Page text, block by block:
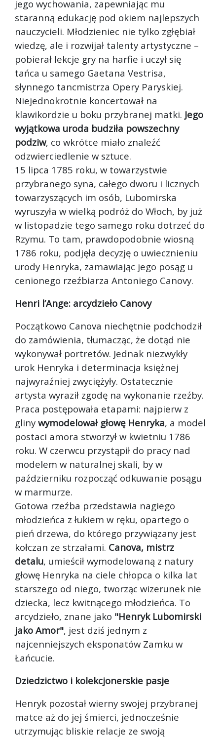
jego wychowania, zapewniając mu
staranną edukację pod okiem najlepszych
nauczycieli. Młodzieniec nie tylko zgłębiał
wiedzę, ale i rozwijał talenty artystyczne –
pobierał lekcje gry na harfie i uczył się
tańca u samego Gaetana Vestrisa,
słynnego tancmistrza Opery Paryskiej.
Niejednokrotnie koncertował na
klawikordzie u boku przybranej matki. Jego
wyjątkowa uroda budziła powszechny
podziw, co wkrótce miało znaleźć
odzwierciedlenie w sztuce.
15 lipca 1785 roku, w towarzystwie
przybranego syna, całego dworu i licznych
towarzyszących im osób, Lubomirska
wyruszyła w wielką podróż do Włoch, by już
w listopadzie tego samego roku dotrzeć do
Rzymu. To tam, prawdopodobnie wiosną
1786 roku, podjęła decyzję o uwiecznieniu
urody Henryka, zamawiając jego posąg u
cenionego rzeźbiarza Antoniego Canovy.
Henri l’Ange: arcydzieło Canovy
Początkowo Canova niechętnie podchodził
do zamówienia, tłumacząc, że dotąd nie
wykonywał portretów. Jednak niezwykły
urok Henryka i determinacja księżnej
najwyraźniej zwyciężyły. Ostatecznie
artysta wyraził zgodę na wykonanie rzeźby.
Praca postępowała etapami: najpierw z
gliny wymodelował głowę Henryka, a model
postaci amora stworzył w kwietniu 1786
roku. W czerwcu przystąpił do pracy nad
modelem w naturalnej skali, by w
październiku rozpocząć odkuwanie posągu
w marmurze.
Gotowa rzeźba przedstawia nagiego
młodzieńca z łukiem w ręku, opartego o
pień drzewa, do którego przywiązany jest
kołczan ze strzałami. Canova, mistrz
detalu, umieścił wymodelowaną z natury
głowę Henryka na ciele chłopca o kilka lat
starszego od niego, tworząc wizerunek nie
dziecka, lecz kwitnącego młodzieńca. To
arcydzieło, znane jako "Henryk Lubomirski
jako Amor", jest dziś jednym z
najcenniejszych eksponatów Zamku w
Łańcucie.
Dziedzictwo i kolekcjonerskie pasje
Henryk pozostał wierny swojej przybranej
matce aż do jej śmierci, jednocześnie
utrzymując bliskie relacje ze swoją